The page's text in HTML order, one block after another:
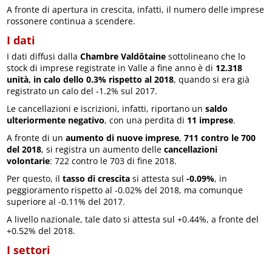
A fronte di apertura in crescita, infatti, il numero delle imprese
rossonere continua a scendere.
I dati
I dati diffusi dallaChambre Valdôtaine sottolineano che lo
stock di imprese registrate in Valle a fine anno è di 12.318
unità, in calo dello 0.3% rispetto al 2018, quando si era già
registrato un calo del -1.2% sul 2017.
Le cancellazioni e iscrizioni, infatti, riportano unsaldo
ulteriormente negativo, con una perdita di 11 imprese.
A fronte di unaumento di nuove imprese,711 contro le 700
del 2018, si registra un aumento dellecancellazioni
volontarie: 722 contro le 703 di fine 2018.
Per questo, iltasso di crescita si attesta sul-0.09%, in
peggioramento rispetto al -0.02% del 2018, ma comunque
superiore al -0.11% del 2017.
A livello nazionale, tale dato si attesta sul +0.44%, a fronte del
+0.52% del 2018.
I settori